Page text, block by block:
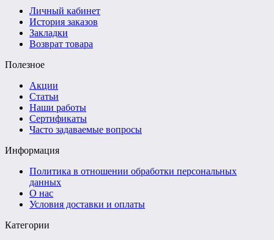
Личный кабинет
История заказов
Закладки
Возврат товара
Полезное
Акции
Статьи
Наши работы
Сертификаты
Часто задаваемые вопросы
Информация
Политика в отношении обработки персональных
данных
О нас
Условия доставки и оплаты
Категории